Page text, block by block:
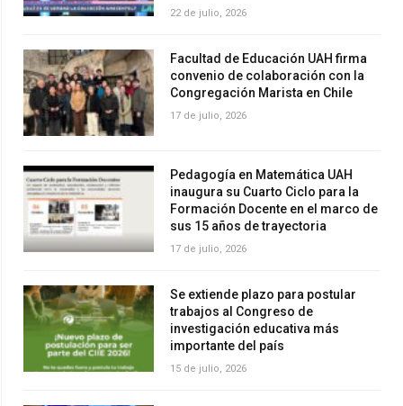
22 de julio, 2026
Facultad de Educación UAH firma
convenio de colaboración con la
Congregación Marista en Chile
17 de julio, 2026
Pedagogía en Matemática UAH
inaugura su Cuarto Ciclo para la
Formación Docente en el marco de
sus 15 años de trayectoria
17 de julio, 2026
Se extiende plazo para postular
trabajos al Congreso de
investigación educativa más
importante del país
15 de julio, 2026